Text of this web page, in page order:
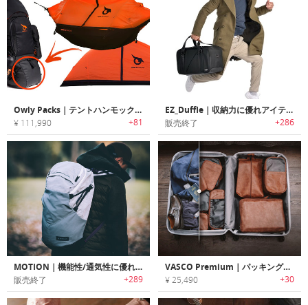
Owly Packs｜テントハンモックユニットと組み合わせ可能なモジュラーアドベンチャーバックパック「オウリーパック」
¥ 111,990 +81
EZ_Duffle｜収納力に優れアイテムをすっきりオーガナイズ可能なダッフルバッグ「イージーダッフル」
販売終了 +286
MOTION｜機能性/通気性に優れたデザインバックパック「モーション」
販売終了 +289
VASCO Premium｜パッキングで大活躍する汎用性に優れたプレミアムトラベルオーガナイザー「ヴァスコプレミアム」
¥ 25,490 +30